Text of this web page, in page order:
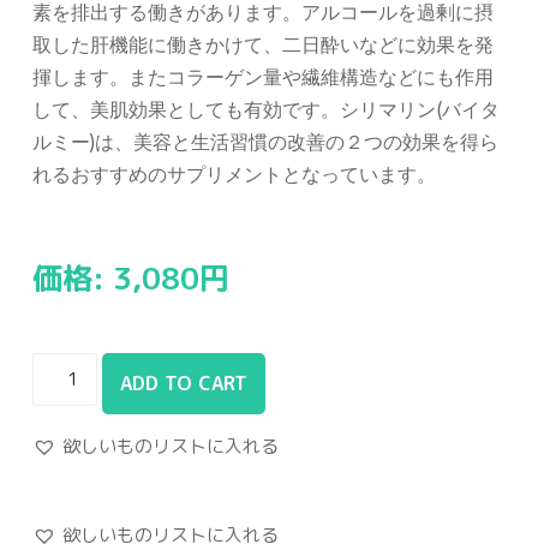
素を排出する働きがあります。アルコールを過剰に摂
取した肝機能に働きかけて、二日酔いなどに効果を発
揮します。またコラーゲン量や繊維構造などにも作用
して、美肌効果としても有効です。シリマリン(バイタ
ルミー)は、美容と生活習慣の改善の２つの効果を得ら
れるおすすめのサプリメントとなっています。
価格: 3,080円
ADD TO CART
欲しいものリストに入れる
欲しいものリストに入れる